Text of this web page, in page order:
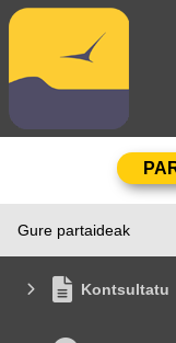
Gure partaideak
Kontsultatu